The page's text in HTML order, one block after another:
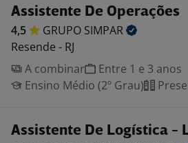
Assistente De Operações
4,5 GRUPO SIMPAR
Resende - RJ
A combinar
Entre 1 e 3 anos
Ensino Médio (2º Grau)
Assistente De Logística -